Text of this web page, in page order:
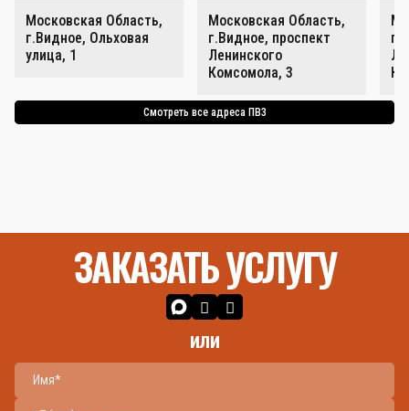
Московская Область,
г.Видное, Ольховая
улица, 1
Московская Область,
г.Видное, проспект
Ленинского
Комсомола, 3
Смотреть все адреса ПВЗ
ЗАКАЗАТЬ УСЛУГУ
или